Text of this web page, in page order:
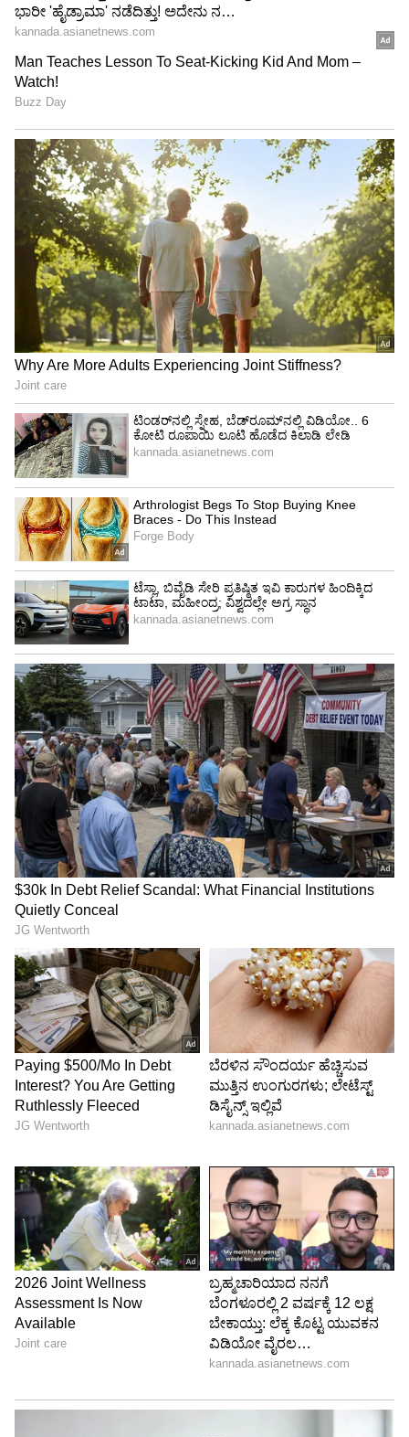
ನಾಲ್ಕು ಪಥಗಳ ರಾಷ್ಟ್ರೀಯ ಹೆದ್ದಾರಿ ನಿರ್ಮಾಣ
ಆದರೆ ತಮ್ಮ ಗ್ರಾಮಗಳ ಮೂಲಕ ಆಂದ್ರದ ಕುಪ್ಪಂನಿಂದ
ಬೆಂಗಳೂರಿಗೆ ನಾಲ್ಕು ಪಥಗಳ ರಾಷ್ಟ್ರೀಯ ಹೆದ್ದಾರಿ
ನಿರ್ಮಾಣವಾಗಲಿದೆ ಎಂಬುದು ಸದ್ಯಕ್ಕೆ ರೈತರಿಗೆ ಇನ್ನೂ
ತಿಳಿದಿಲ್ಲ. ಈಗಾಲೇ ಚೆನ್ನೈ ಎಕ್ಸ್‌ಪ್ರೆಸ್ ವೇ ರಸ್ತೆ ನಿರ್ಮಾಣದ
ವೇಳೆ ಜಮೀನು ನೀಡಲು ರೈತರು ಹಿಂದೆ ಮುಂದೆ ನೋಡಿದರೂ
ಕೊನೆಗೆ ಸರ್ಕಾರ ಬಲವಂತದಿಂದ ಭೂಸ್ವಾಧೀನ ಮಾಡಿಕೊಂಡು
ರಸ್ತೆ ನಿರ್ಮಾಣ ಮಾಡಿದೆ. ಈಗಲೂ ಸಹ ರೈತರು
ವಿರೋಧವ್ಯಕ್ತಪಡಿಸಿದರೂ ಭೂಸ್ವಾಧೀನ ಮಾಡಿಕೊಂಡು ರಸ್ತೆ
ಸಿದ್ಧವಾಗಲಿದೆ. ಆದರೆ ಜಮೀನು ಕಳೆದುಕೊಳ್ಳುವ ರೈತರು ಸೂಕ್ತ
ಪರಿಹಾರಕ್ಕಾಗಿ ಹೋರಾಟ ಮಾಡಬೇಕಷ್ಟೇ.